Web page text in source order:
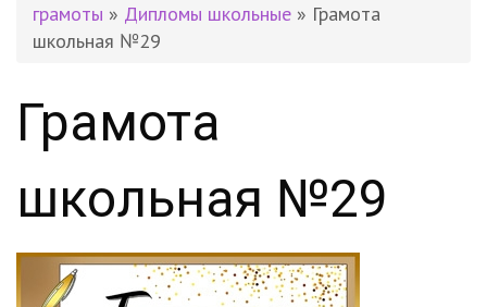
грамоты » Дипломы школьные » Грамота
школьная №29
Грамота
школьная №29